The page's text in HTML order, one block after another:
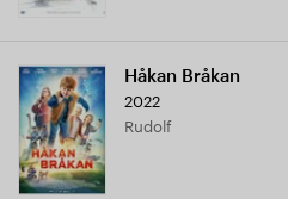
Håkan Bråkan
2022
Rudolf